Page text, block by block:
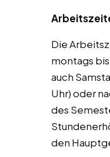
Die
montags
auch
Uhr) oder
des
den